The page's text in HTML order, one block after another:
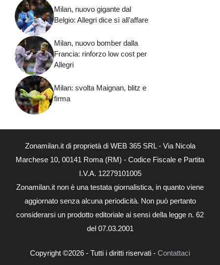
Milan, nuovo gigante dal
Belgio: Allegri dice sì all’affare
Milan, nuovo bomber dalla
Francia: rinforzo low cost per
Allegri
Milan: svolta Maignan, blitz e
firma
Zonamilan.it di proprietà di WEB 365 SRL - Via Nicola
Marchese 10, 00141 Roma (RM) - Codice Fiscale e Partita
I.V.A. 12279101005
Zonamilan.it non è una testata giornalistica, in quanto viene
aggiornato senza alcuna periodicità. Non può pertanto
considerarsi un prodotto editoriale ai sensi della legge n. 62
del 07.03.2001
Copyright ©2026 - Tutti i diritti riservati - Contattaci